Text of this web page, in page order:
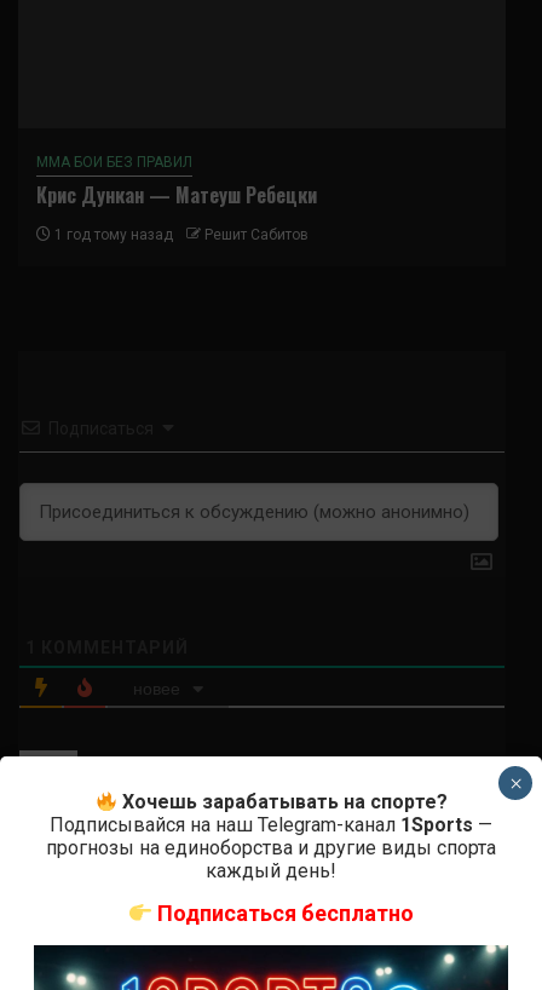
ММА БОИ БЕЗ ПРАВИЛ
Крис Дункан — Матеуш Ребецки
1 год тому назад Решит Сабитов
новее
Джон Дон 3 лет назад
Молодец Мурадов! Осторожно прошел.
Правда с дивана сразу видно что после того как
хорошо зацепился, надо ноги соперника контролировать
и сгребать в кучу чтобы тот не двигался. Хабиб многому
всех научил
Хочешь зарабатывать на спорте?
Подписывайся на наш Telegram-канал 1Sports —
прогнозы на единоборства и другие виды спорта
каждый день!
Подписаться бесплатно
×